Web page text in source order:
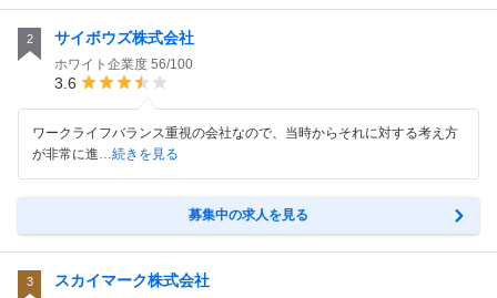
2 サイボウズ株式会社
ホワイト企業度 56/100
3.6
ワークライフバランス重視の会社なので、当時からそれに対する考え方
が非常に進…続きを見る
募集中の求人を見る
3 スカイマーク株式会社